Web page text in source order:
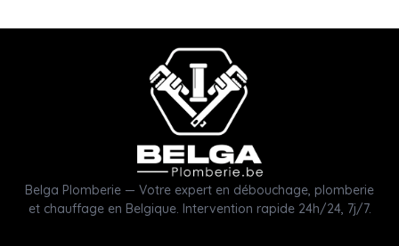
Belga Plomberie — Votre expert en débouchage, plomberie
et chauffage en Belgique. Intervention rapide 24h/24, 7j/7.